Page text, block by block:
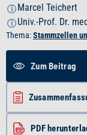
i Marcel Teichert
i Univ.-Prof. Dr.
Thema:Stammzellen
Zum Beitrag
PDF